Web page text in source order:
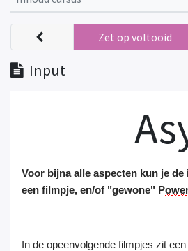
Input
Zet op voltooid
Voor bijna alle aspecten kun je
een filmpje, en/of "gewone" P
In de opeenvolgende filmpjes zit